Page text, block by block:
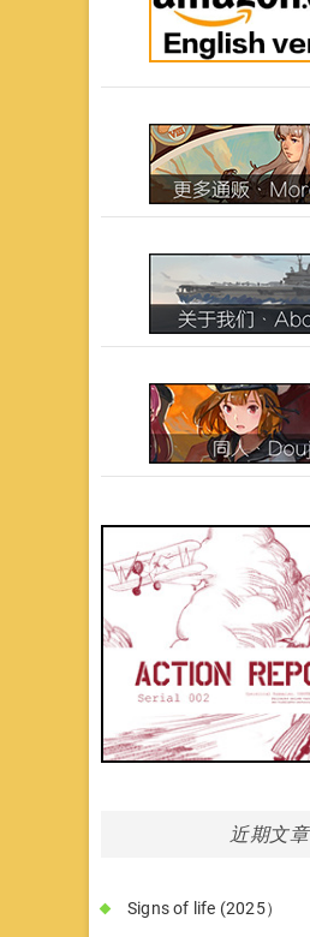
近期文章
Signs of life (2025）